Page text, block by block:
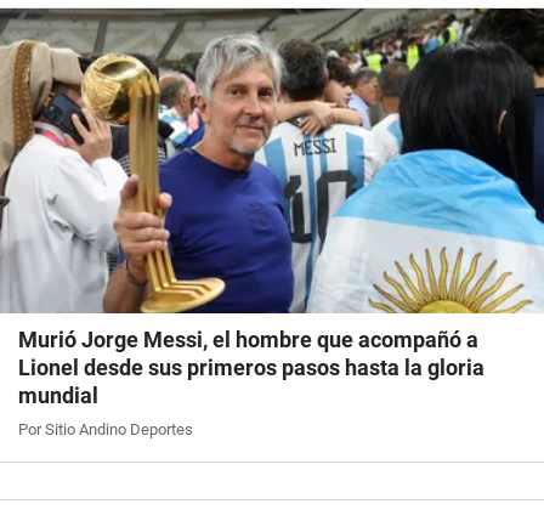
Murió Jorge Messi, el hombre que acompañó a
Lionel desde sus primeros pasos hasta la gloria
mundial
Por Sitio Andino Deportes